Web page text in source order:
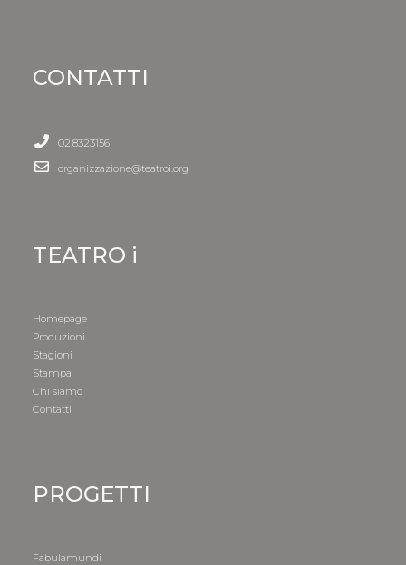
CONTATTI
02.8323156
organizzazione@teatroi.org
TEATRO i
Homepage
Produzioni
Stagioni
Stampa
Chi siamo
Contatti
PROGETTI
Fabulamundi